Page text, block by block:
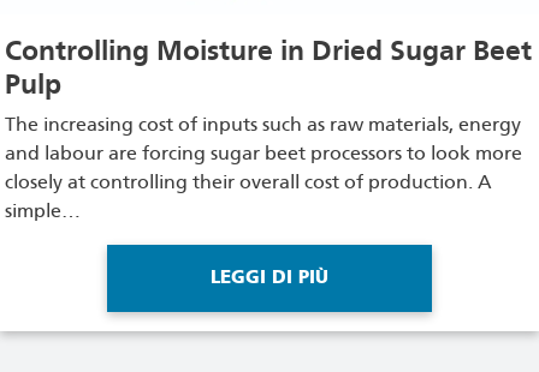
Controlling Moisture in Dried Sugar Beet
Pulp
The increasing cost of inputs such as raw materials, energy
and labour are forcing sugar beet processors to look more
closely at controlling their overall cost of production. A
simple…
LEGGI DI PIÙ